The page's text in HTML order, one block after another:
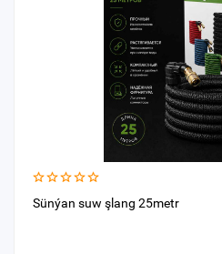
Sünýan suw şlang 25metr